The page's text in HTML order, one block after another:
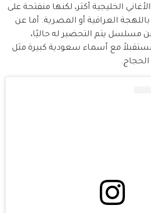
الخليجية أكثر، لكنها منفتحة على
العراقية أو المصرية. أما عن
مسلسل يتم التحضير له حاليًا،
مع أسماء سعودية كبيرة مثل
الحجاج.